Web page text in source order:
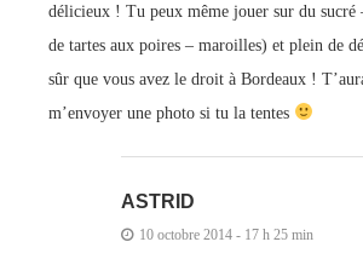
délicieux ! Tu peux même jouer sur du sucré
de tartes aux poires – maroilles) et plein de
sûr que vous avez le droit à Bordeaux !
m’envoyer une photo si tu la tentes
ASTRID
10 octobre 2014 - 17 h 25 min